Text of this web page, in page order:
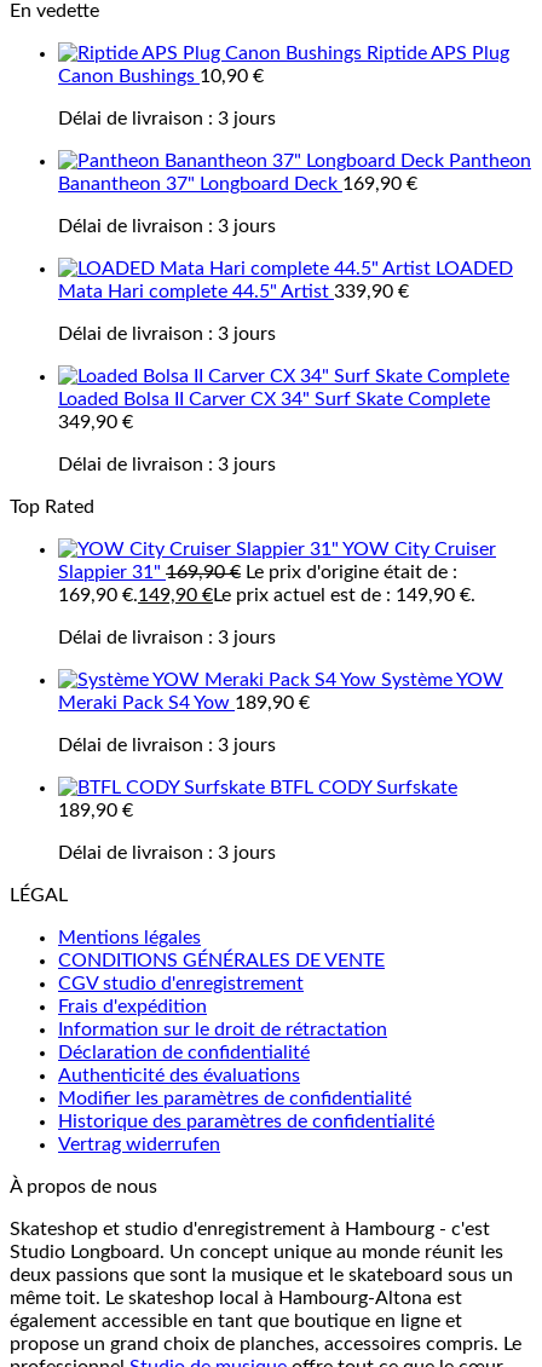
En vedette
Riptide APS Plug
Canon Bushings 10,90 €
Délai de livraison : 3 jours
Pantheon
Banantheon 37" Longboard Deck 169,90 €
Délai de livraison : 3 jours
LOADED
Mata Hari complete 44.5" Artist 339,90 €
Délai de livraison : 3 jours
Loaded Bolsa II Carver CX 34" Surf Skate Complete
349,90 €
Délai de livraison : 3 jours
Top Rated
YOW City Cruiser
Slappier 31" 169,90€ Le prix d'origine était de :
169,90 €.149,90 €Le prix actuel est de : 149,90 €.
Délai de livraison : 3 jours
Système YOW
Meraki Pack S4 Yow 189,90 €
Délai de livraison : 3 jours
BTFL CODY Surfskate
189,90 €
Délai de livraison : 3 jours
LÉGAL
Mentions légales
CONDITIONS GÉNÉRALES DE VENTE
CGV studio d'enregistrement
Frais d'expédition
Information sur le droit de rétractation
Déclaration de confidentialité
Authenticité des évaluations
Modifier les paramètres de confidentialité
Historique des paramètres de confidentialité
Vertrag widerrufen
À propos de nous
Skateshop et studio d'enregistrement à Hambourg - c'est
Studio Longboard. Un concept unique au monde réunit les
deux passions que sont la musique et le skateboard sous un
même toit. Le skateshop local à Hambourg-Altona est
également accessible en tant que boutique en ligne et
propose un grand choix de planches, accessoires compris. Le